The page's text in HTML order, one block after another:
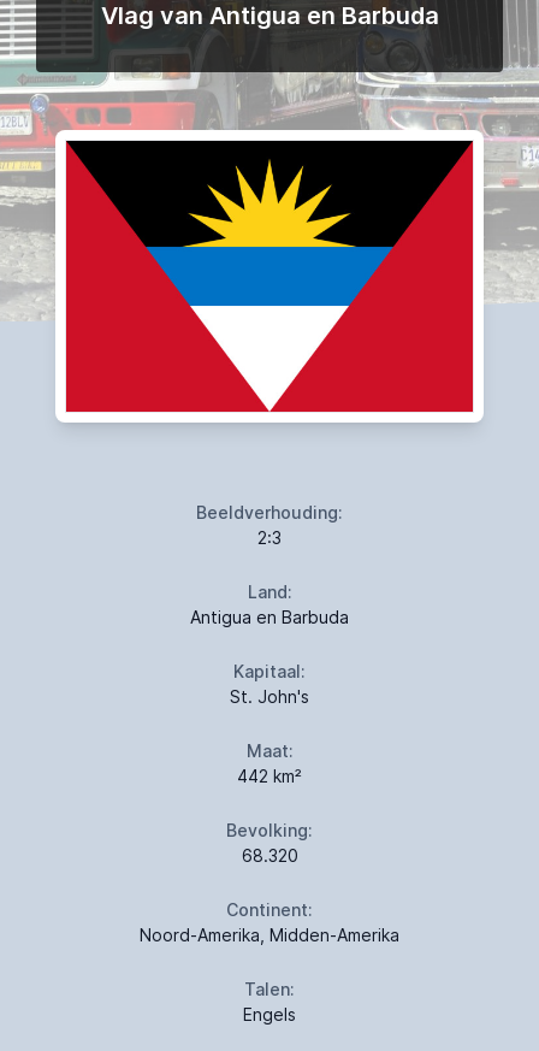
Vlag van Antigua en Barbuda
Beeldverhouding:
2:3
Land:
Antigua en Barbuda
Kapitaal:
St. John's
Maat:
442 km²
Bevolking:
68.320
Continent:
Noord-Amerika, Midden-Amerika
Talen:
Engels